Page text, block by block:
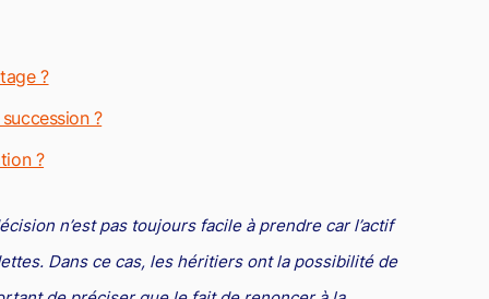
d'entreprise et avocat
et restauration
commercial
et actualités
?
?
?
n’est pas toujours facile à prendre car l’actif
Dans ce cas, les héritiers ont la possibilité de